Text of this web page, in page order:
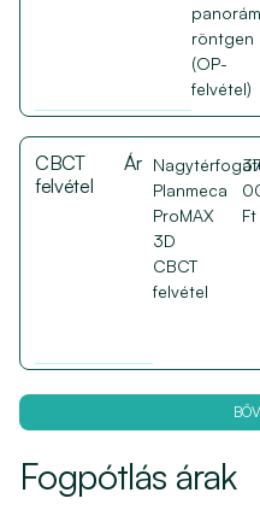
röntgen
(OP-
felvétel)
CBCT
felvétel
Ár
Planmeca
ProMAX
3D
CBCT
felvétel
37
Ft
Fogpótlás árak